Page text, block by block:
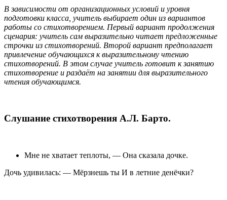
В зависимости от организационных условий и уровня
подготовки класса, учитель выбирает один из вариантов
работы со стихотворением. Первый вариант продолжения
сценария: учитель сам выразительно читает предложенные
строчки из стихотворений. Второй вариант предполагает
привлечение обучающихся к выразительному чтению
стихотворений. В этом случае учитель готовит к занятию
стихотворение и раздаёт на занятии для выразительного
чтения обучающимся.
Слушание стихотворения А.Л. Барто.
Мне не хватает теплоты, — Она сказала дочке.
Дочь удивилась: — Мёрзнешь ты И в летние денёчки?